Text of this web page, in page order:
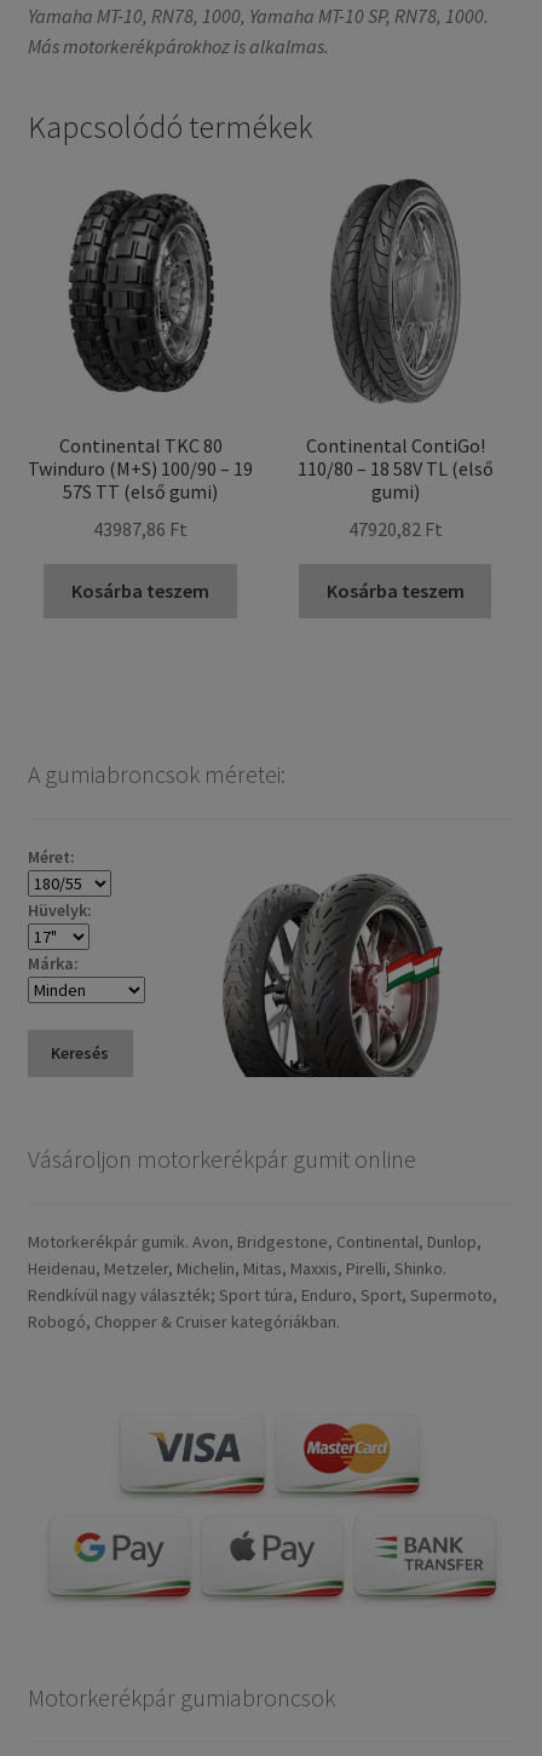
Yamaha MT-10, RN78, 1000, Yamaha MT-10 SP, RN78, 1000.
Más motorkerékpárokhoz is alkalmas.
Kapcsolódó termékek
Continental TKC 80
Twinduro (M+S) 100/90 – 19
57S TT (első gumi)
43987,86 Ft
Kosárba teszem
Continental ContiGo!
110/80 – 18 58V TL (első
gumi)
47920,82 Ft
Kosárba teszem
A gumiabroncsok méretei:
Méret:
Hüvelyk:
Márka:
Keresés
Vásároljon motorkerékpár gumit online
Motorkerékpár gumik. Avon, Bridgestone, Continental, Dunlop,
Heidenau, Metzeler, Michelin, Mitas, Maxxis, Pirelli, Shinko.
Rendkívül nagy választék; Sport túra, Enduro, Sport, Supermoto,
Robogó, Chopper & Cruiser kategóriákban.
Motorkerékpár gumiabroncsok